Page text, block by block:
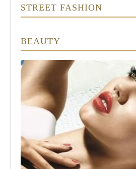
STREET FASHION
BEAUTY